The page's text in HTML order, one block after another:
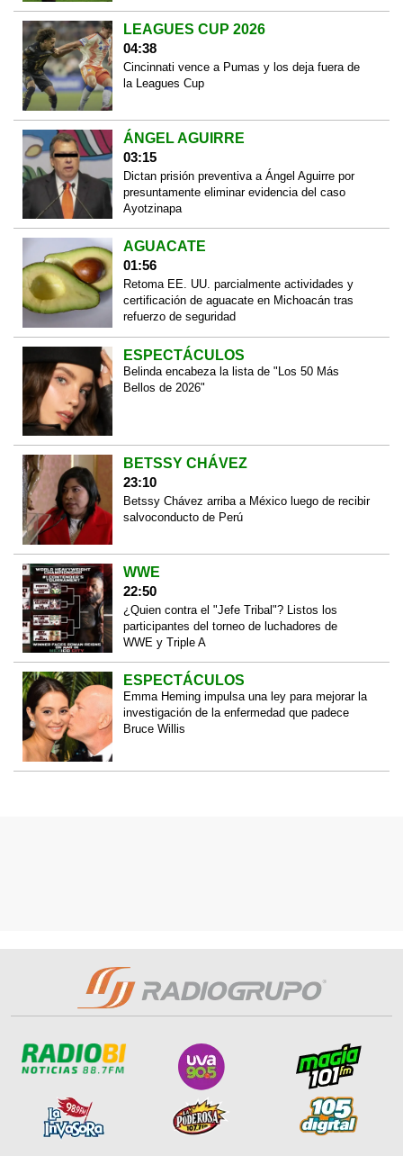
LEAGUES CUP 2026
04:38
Cincinnati vence a Pumas y los deja fuera de
la Leagues Cup
ÁNGEL AGUIRRE
03:15
Dictan prisión preventiva a Ángel Aguirre por
presuntamente eliminar evidencia del caso
Ayotzinapa
AGUACATE
01:56
Retoma EE. UU. parcialmente actividades y
certificación de aguacate en Michoacán tras
refuerzo de seguridad
ESPECTÁCULOS
Belinda encabeza la lista de "Los 50 Más
Bellos de 2026"
BETSSY CHÁVEZ
23:10
Betssy Chávez arriba a México luego de recibir
salvoconducto de Perú
WWE
22:50
¿Quien contra el "Jefe Tribal"? Listos los
participantes del torneo de luchadores de
WWE y Triple A
ESPECTÁCULOS
Emma Heming impulsa una ley para mejorar la
investigación de la enfermedad que padece
Bruce Willis